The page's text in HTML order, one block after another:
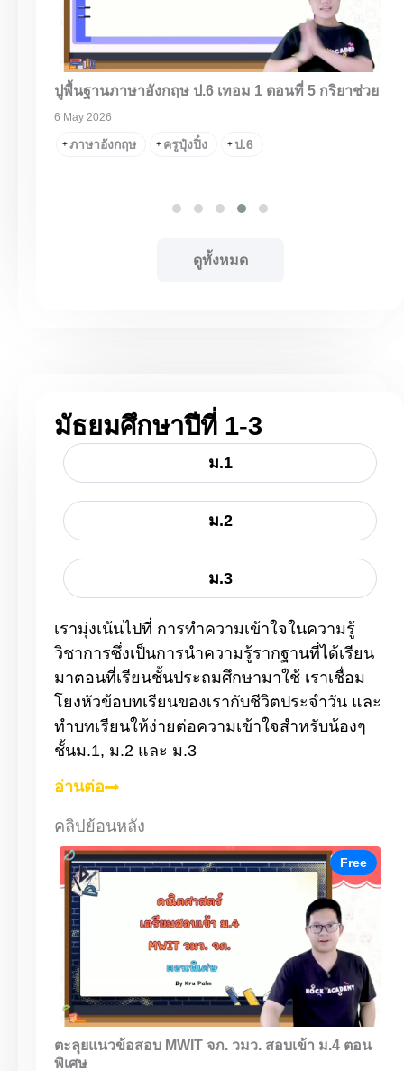
ปูพื้นฐานภาษาอังกฤษ ป.6 เทอม 1 ตอนที่ 5 กริยาช่วย
6 May 2026
+ภาษาอังกฤษ + ครูปุ๋งปิ๋ง + ป.6
ดูทั้งหมด
มัธยมศึกษาปีที่ 1-3
ม.1
ม.2
ม.3
เรามุ่งเน้นไปที่ การทำความเข้าใจในความรู้
วิชาการซึ่งเป็นการนำความรู้รากฐานที่ได้เรียน
มาตอนที่เรียนชั้นประถมศึกษามาใช้ เราเชื่อม
โยงหัวข้อบทเรียนของเรากับชีวิตประจำวัน และ
ทำบทเรียนให้ง่ายต่อความเข้าใจสำหรับน้องๆ
ชั้นม.1, ม.2 และ ม.3
อ่านต่อ
คลิปย้อนหลัง
Free
ตะลุยแนวข้อสอบ MWIT จภ. วมว. สอบเข้า ม.4 ตอน
พิเศษ